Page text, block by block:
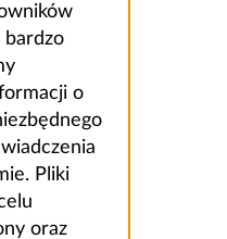
bardzo
o
Pliki
oraz